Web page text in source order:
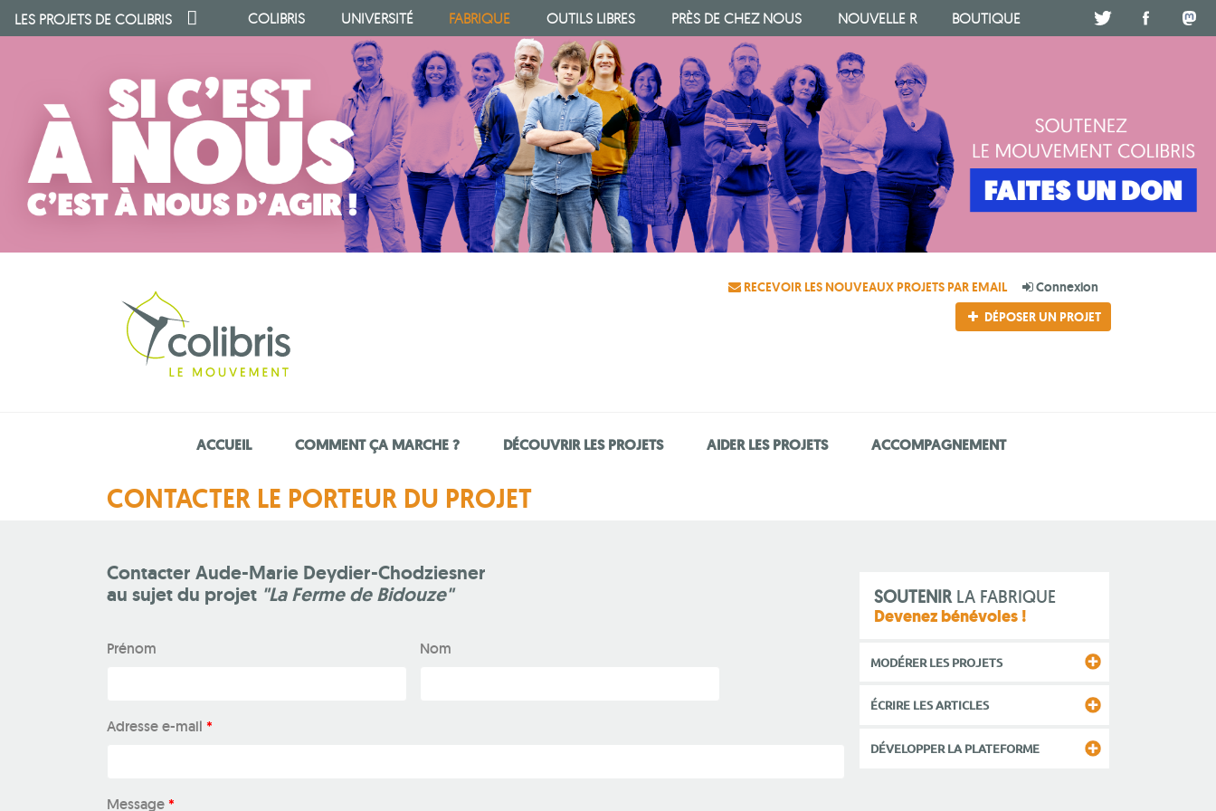
LES PROJETS DE COLIBRIS COLIBRIS UNIVERSITÉ FABRIQUE OUTILS LIBRES PRÈS DE CHEZ NOUS NOUVELLE R BOUTIQUE
RECEVOIR LES NOUVEAUX PROJETS PAR EMAIL
Connexion
DÉPOSER UN PROJET
ACCUEIL COMMENT ÇA MARCHE ? DÉCOUVRIR LES PROJETS AIDER LES PROJETS ACCOMPAGNEMENT
CONTACTER LE PORTEUR DU PROJET
Contacter Aude-Marie Deydier-Chodziesner
au sujet du projet "La Ferme de Bidouze"
Prénom Nom
Adresse e-mail *
Message *
SOUTENIR LA FABRIQUE
Devenez bénévoles !
MODÉRER LES PROJETS
ÉCRIRE LES ARTICLES
DÉVELOPPER LA PLATEFORME